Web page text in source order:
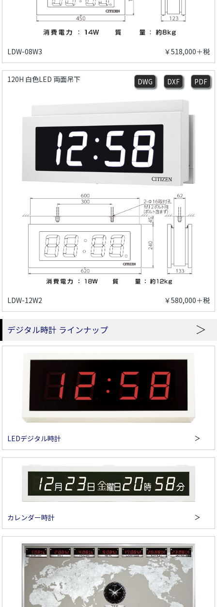
LDW-08W3 ￥518,000＋税
120H 白色LED 両面吊下 DWG DXF PDF
LDW-12W2 ￥580,000＋税
デジタル時計 ラインナップ
LEDデジタル時計
カレンダー時計